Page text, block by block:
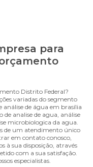
para
Distrito Federal?
variadas do segmento
análise de água em brasília
de analise de agua, análise
microbiologica da agua.
de um atendimento único
em contato conosco,
à sua disposição, através
com a sua satisfação.
especialistas.